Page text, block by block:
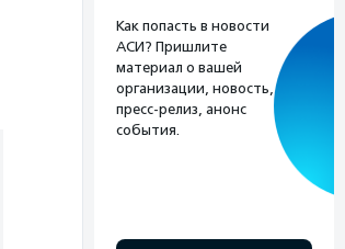
Как попасть в новости
АСИ? Пришлите
материал о вашей
организации, новость,
пресс-релиз, анонс
события.